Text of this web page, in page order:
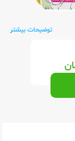
توضیحات بیشتر